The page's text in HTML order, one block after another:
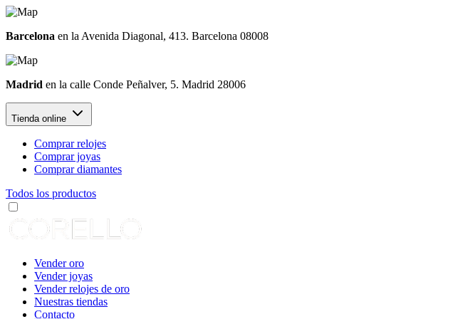
Barcelona en la Avenida Diagonal, 413. Barcelona 08008
Madrid en la calle Conde Peñalver, 5. Madrid 28006
Tienda online
Comprar relojes
Comprar joyas
Comprar diamantes
Todos los productos
Vender oro
Vender joyas
Vender relojes de oro
Nuestras tiendas
Contacto